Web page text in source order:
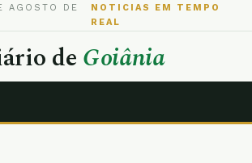
AGOSTO DE
NOTICIAS EM TEMPO
REAL
deGoiânia